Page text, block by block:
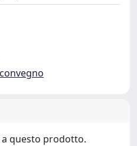
questo prodotto.